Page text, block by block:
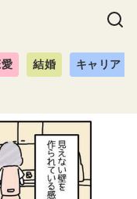
結婚 キャリア